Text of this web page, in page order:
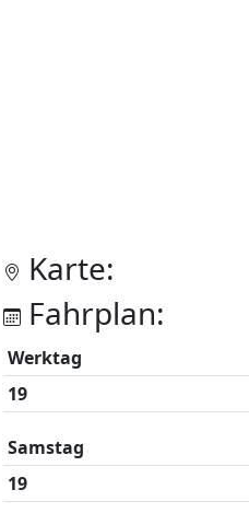
Karte:
Fahrplan:
Werktag
19
Samstag
19